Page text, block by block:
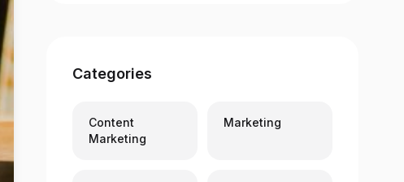
Categories
Content
Marketing
Marketing